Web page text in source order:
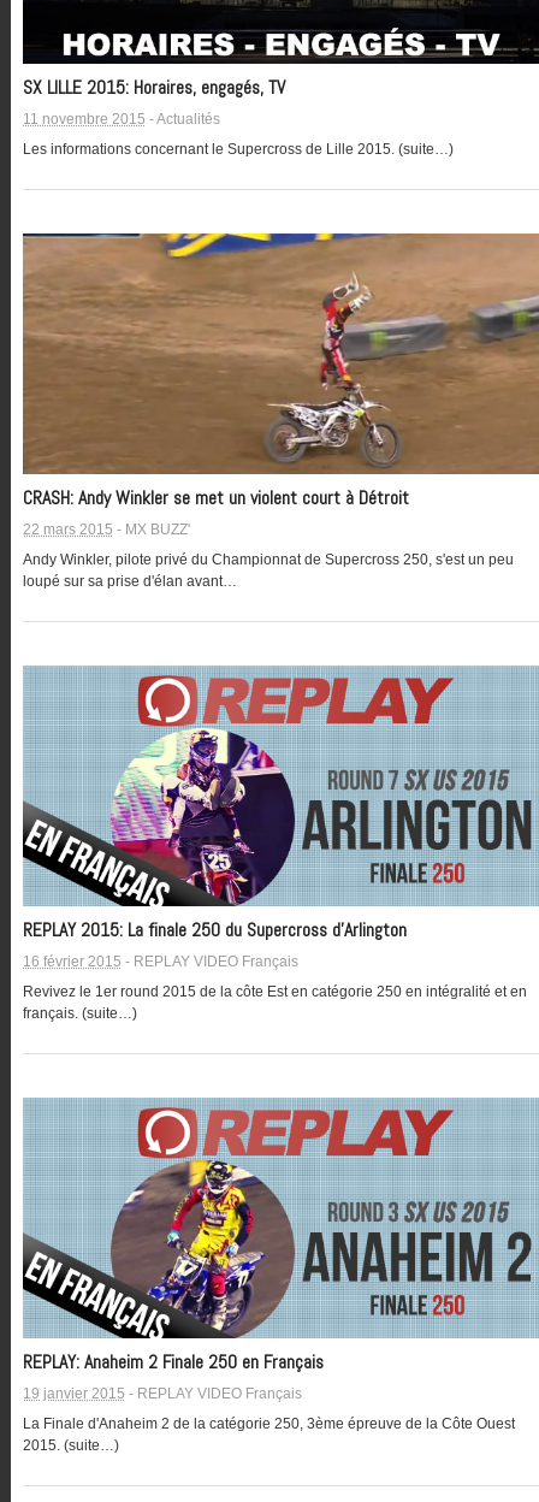
SX LILLE 2015: Horaires, engagés, TV
11 novembre 2015 -Actualités
Les informations concernant le Supercross de Lille 2015. (suite…)
CRASH: Andy Winkler se met un violent court à Détroit
22 mars 2015 - MX BUZZ'
Andy Winkler, pilote privé du Championnat de Supercross 250, s'est un peu
loupé sur sa prise d'élan avant…
REPLAY 2015: La finale 250 du Supercross d’Arlington
16 février 2015 - REPLAY VIDEO Français
Revivez le 1er round 2015 de la côte Est en catégorie 250 en intégralité et en
français. (suite…)
REPLAY: Anaheim 2 Finale 250 en Français
19 janvier 2015 - REPLAY VIDEO Français
La Finale d'Anaheim 2 de la catégorie 250, 3ème épreuve de la Côte Ouest
2015. (suite…)